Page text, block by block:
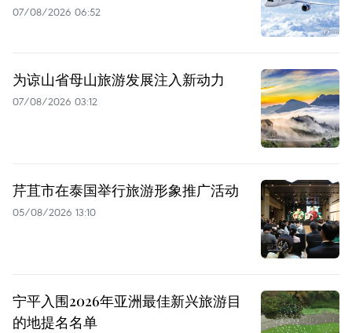
07/08/2026 06:52
为谅山省母山旅游发展注入新动力
07/08/2026 03:12
芹苴市在泰国举行旅游形象推广活动
05/08/2026 13:10
宁平入围2026年亚洲最佳新兴旅游目
的地提名名单